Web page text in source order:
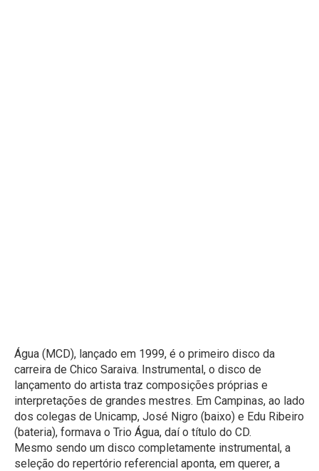
Água (MCD), lançado em 1999, é o primeiro disco da
carreira de Chico Saraiva. Instrumental, o disco de
lançamento do artista traz composições próprias e
interpretações de grandes mestres. Em Campinas, ao lado
dos colegas de Unicamp, José Nigro (baixo) e Edu Ribeiro
(bateria), formava o Trio Água, daí o título do CD.
Mesmo sendo um disco completamente instrumental, a
seleção do repertório referencial aponta, em querer, a